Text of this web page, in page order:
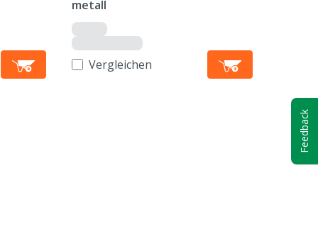
metall
Vergleichen
Feedback